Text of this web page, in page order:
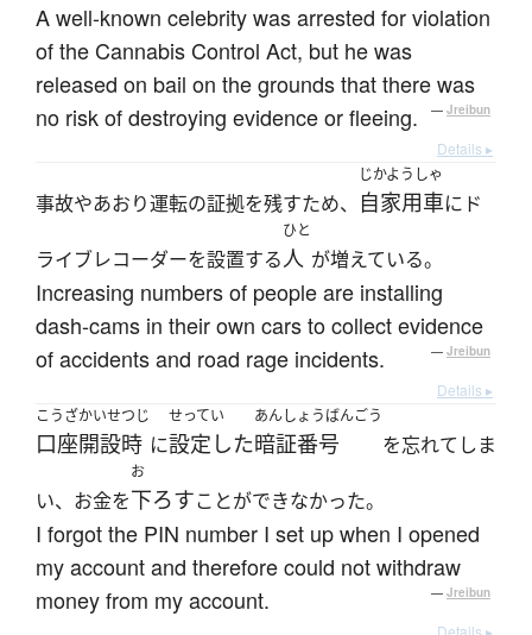
A well-known celebrity was arrested for violation
of the Cannabis Control Act, but he was
released on bail on the grounds that there was
no risk of destroying evidence or fleeing.
— Jreibun
Details ▸
事故やあおり運転の証拠を残すため、
じかようしゃ
自家用車にド
ライブレコーダーを設置する
ひと
人 が増えている。
Increasing numbers of people are installing
dash-cams in their own cars to collect evidence
of accidents and road rage incidents.
— Jreibun
Details ▸
こうざかいせつじ
口座開設時 に
せってい
設定した
あんしょうばんごう
暗証番号 を忘れてしま
い、お金を
お
下ろすことができなかった。
I forgot the PIN number I set up when I opened
my account and therefore could not withdraw
money from my account.
— Jreibun
Details ▸